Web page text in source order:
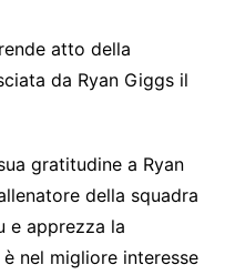
atto della
da Ryan Giggs il
gratitudine a Ryan
della squadra
e apprezza la
nel migliore interesse